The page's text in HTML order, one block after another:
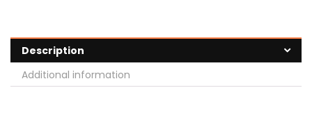
Description
Additional information